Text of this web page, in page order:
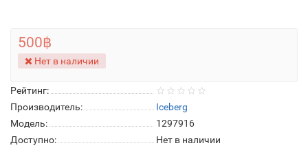
Рейтинг:
Производитель:
Iceberg
Модель:
1297916
Доступно:
Нет в наличии
500฿
Нет в наличии